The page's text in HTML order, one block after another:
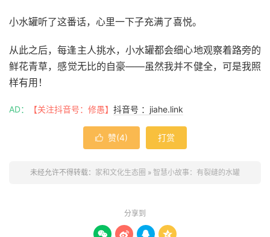
小水罐听了这番话，心里一下子充满了喜悦。
从此之后，每逢主人挑水，小水罐都会细心地观察着路旁的
鲜花青草，感觉无比的自豪——虽然我并不健全，可是我照
样有用！
AD： 【关注抖音号：修愚】 抖音号 ：jiahe.link
 赞(4) 打赏
未经允许不得转载： 家和文化生态圈 » 智慧小故事：有裂缝的水罐
分享到
   